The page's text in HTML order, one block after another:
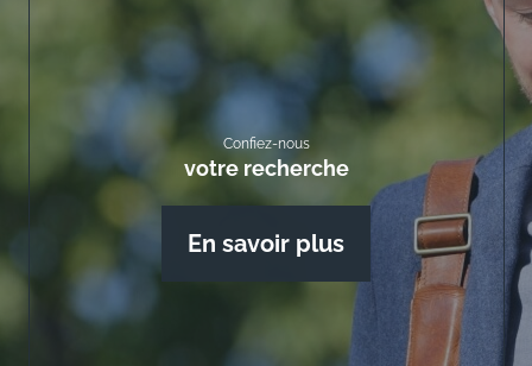
Confiez-nous
votre recherche
En savoir plus